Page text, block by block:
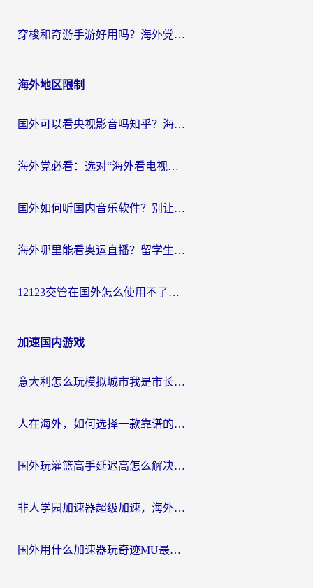
穿梭和奇游手游好用吗？海外党亲测3款回国加速器，附蜜蜂加速器七天试用攻略
海外地区限制
国外可以看央视影音吗知乎？海外党亲测有效的回国加速方案
海外党必看：选对“海外看电视剧软件”，再也不用愁国内剧刷不了
国外如何听国内音乐软件？别让地域限制，断了你的中文歌单
海外哪里能看奥运直播？留学生&海外华人必看的体育赛事观赛终极指南
12123交管在国外怎么使用不了？海外华人必看的无缝访问国内资源指南
加速国内游戏
意大利怎么玩模拟城市我是市长？海外党国服游戏加速终极攻略（附三国3量子特攻解决办法）
人在海外，如何选择一款靠谱的玩剑灵2加速器？
国外玩灌篮高手延迟高怎么解决？海外玩家国服游戏加速终极指南
非人学园加速器超级加速，海外玩家重返国服的通行证
国外用什么加速器玩奇迹MU最好？2026海外玩家国服游戏加速全攻略